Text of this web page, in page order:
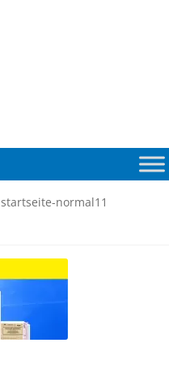
startseite-normal11